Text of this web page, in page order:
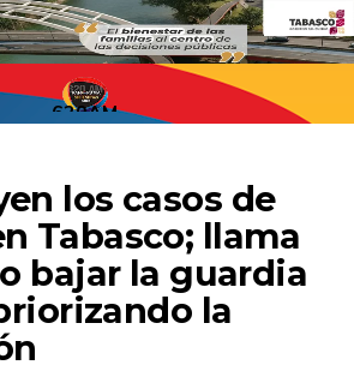
620AM
los casos de
Tabasco; llama
bajar la guardia
la